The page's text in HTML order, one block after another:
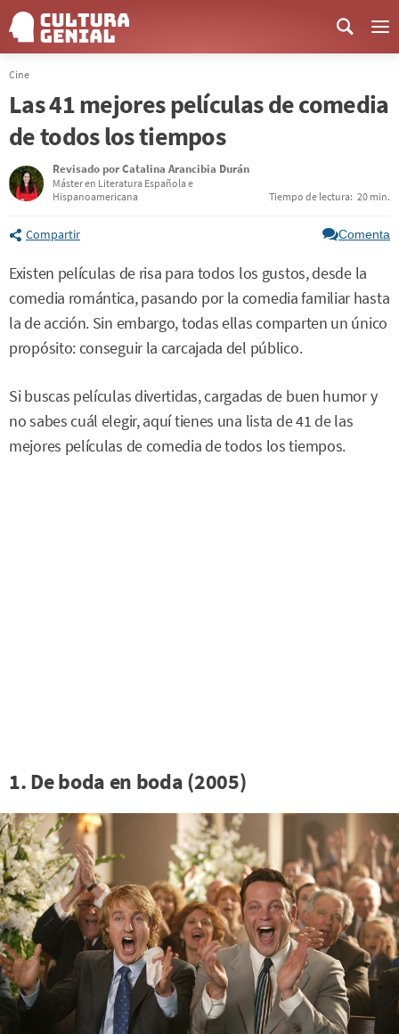
Cine
Las 41 mejores películas de comedia
de todos los tiempos
Revisado porCatalina Arancibia Durán
Máster en Literatura Española e
Hispanoamericana
Tiempo de lectura: 20 min.
Compartir Comenta
Existen películas de risa para todos los gustos, desde la
comedia romántica, pasando por la comedia familiar hasta
la de acción. Sin embargo, todas ellas comparten un único
propósito: conseguir la carcajada del público.
Si buscas películas divertidas, cargadas de buen humor y
no sabes cuál elegir, aquí tienes una lista de 41 de las
mejores películas de comedia de todos los tiempos.
1. De boda en boda (2005)